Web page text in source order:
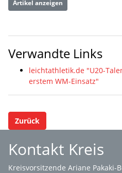
Artikel anzeigen
Verwandte Links
leichtathletik.de "U20-
erstem WM-Einsatz"
Zurück
Kontakt Kreis
Kreisvorsitzende Ariane Pakaki-